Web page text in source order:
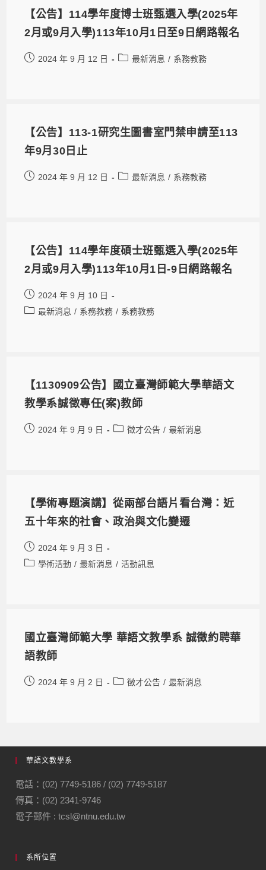
【公告】114學年度博士班甄選入學(2025年
2月或9月入學)113年10月1日至9日網路報名
2024 年 9 月 12 日 最新消息 / 系務教務
【公告】113-1研究生圖書室門禁申請至113
年9月30日止
2024 年 9 月 12 日 最新消息 / 系務教務
【公告】114學年度碩士班甄選入學(2025年
2月或9月入學)113年10月1日-9日網路報名
2024 年 9 月 10 日
最新消息 / 系務教務 / 系務教務
【1130909公告】國立臺灣師範大學華語文
教學系誠徵專任(案)教師
2024 年 9 月 9 日 徵才公告 / 最新消息
【學術專題演講】從兩部台語片看台灣：近
五十年來的社會、政治與文化變遷
2024 年 9 月 3 日
學術活動 / 最新消息 / 活動訊息
國立臺灣師範大學 華語文教學系 誠徵約聘華
語教師
2024 年 9 月 2 日 徵才公告 / 最新消息
華語文教學系
電話：(02) 7749-5186 / (02) 7749-5187
傳真：(02) 2341-9746
電子郵件 : tcsl@ntnu.edu.tw
系所位置